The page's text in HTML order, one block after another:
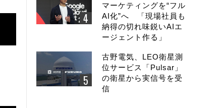
マーケティングを“フル
AI化”へ 「現場社員も
納得の切れ味鋭いAIエ
ージェント作る」
古野電気、LEO衛星測
位サービス「Pulsar」
の衛星から実信号を受
信